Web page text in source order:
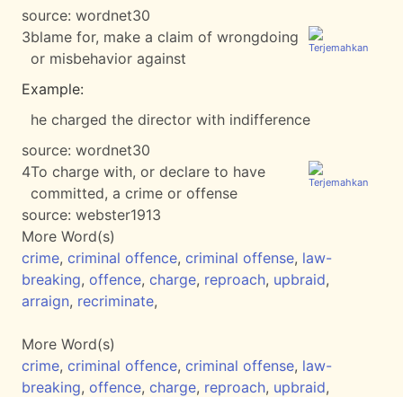
source: wordnet30
3blame for, make a claim of wrongdoing
or misbehavior against
Example:
he charged the director with indifference
source: wordnet30
4To charge with, or declare to have
committed, a crime or offense
source: webster1913
More Word(s)
crime, criminal offence, criminal offense, law-
breaking, offence, charge, reproach, upbraid,
arraign, recriminate,
More Word(s)
crime, criminal offence, criminal offense, law-
breaking, offence, charge, reproach, upbraid,